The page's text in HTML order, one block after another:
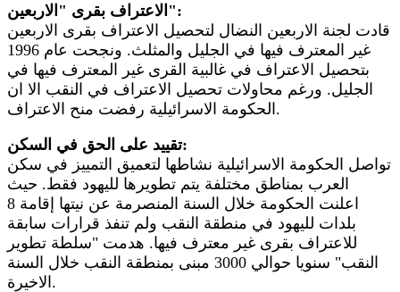
الاعتراف بقرى "الاربعين":
قادت لجنة الاربعين النضال لتحصيل الاعتراف بقرى الاربعين
غير المعترف فيها في الجليل والمثلث. ونجحت عام 1996
بتحصيل الاعتراف في غالبية القرى غير المعترف فيها في
الجليل. ورغم محاولات تحصيل الاعتراف في النقب الا ان
الحكومة الاسرائيلية رفضت منح الاعتراف.
تقييد على الحق في السكن:
تواصل الحكومة الاسرائيلية نشاطها لتعميق التمييز في سكن
العرب بمناطق مختلفة يتم تطويرها لليهود فقط. حيث
اعلنت الحكومة خلال السنة المنصرمة عن نيتها إقامة 8
بلدات لليهود في منطقة النقب ولم تنفذ قرارات سابقة
للاعتراف بقرى غير معترف فيها. هدمت "سلطة تطوير
النقب" سنويا حوالي 3000 مبنى بمنطقة النقب خلال السنة
الاخيرة.